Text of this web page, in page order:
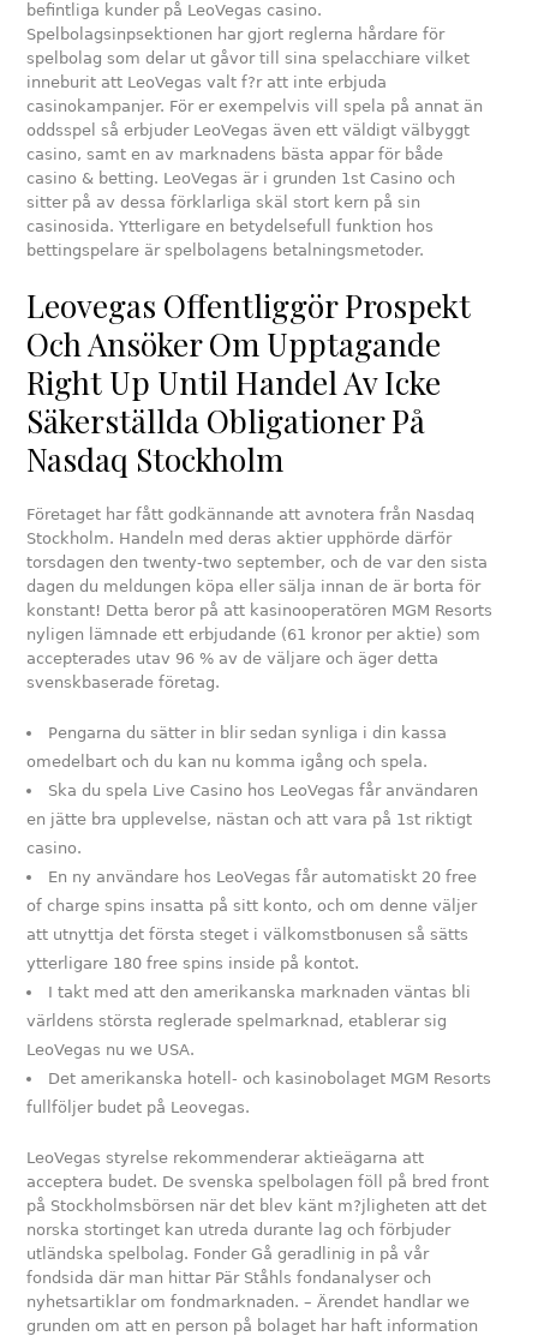
befintliga kunder på LeoVegas casino.
Spelbolagsinpsektionen har gjort reglerna hårdare för
spelbolag som delar ut gåvor till sina spelacchiare vilket
inneburit att LeoVegas valt f?r att inte erbjuda
casinokampanjer. För er exempelvis vill spela på annat än
oddsspel så erbjuder LeoVegas även ett väldigt välbyggt
casino, samt en av marknadens bästa appar för både
casino & betting. LeoVegas är i grunden 1st Casino och
sitter på av dessa förklarliga skäl stort kern på sin
casinosida. Ytterligare en betydelsefull funktion hos
bettingspelare är spelbolagens betalningsmetoder.
Leovegas Offentliggör Prospekt
Och Ansöker Om Upptagande
Right Up Until Handel Av Icke
Säkerställda Obligationer På
Nasdaq Stockholm
Företaget har fått godkännande att avnotera från Nasdaq
Stockholm. Handeln med deras aktier upphörde därför
torsdagen den twenty-two september, och de var den sista
dagen du meldungen köpa eller sälja innan de är borta för
konstant! Detta beror på att kasinooperatören MGM Resorts
nyligen lämnade ett erbjudande (61 kronor per aktie) som
accepterades utav 96 % av de väljare och äger detta
svenskbaserade företag.
Pengarna du sätter in blir sedan synliga i din kassa
omedelbart och du kan nu komma igång och spela.
Ska du spela Live Casino hos LeoVegas får användaren
en jätte bra upplevelse, nästan och att vara på 1st riktigt
casino.
En ny användare hos LeoVegas får automatiskt 20 free
of charge spins insatta på sitt konto, och om denne väljer
att utnyttja det första steget i välkomstbonusen så sätts
ytterligare 180 free spins inside på kontot.
I takt med att den amerikanska marknaden väntas bli
världens största reglerade spelmarknad, etablerar sig
LeoVegas nu we USA.
Det amerikanska hotell- och kasinobolaget MGM Resorts
fullföljer budet på Leovegas.
LeoVegas styrelse rekommenderar aktieägarna att
acceptera budet. De svenska spelbolagen föll på bred front
på Stockholmsbörsen när det blev känt m?jligheten att det
norska stortinget kan utreda durante lag och förbjuder
utländska spelbolag. Fonder Gå geradlinig in på vår
fondsida där man hittar Pär Ståhls fondanalyser och
nyhetsartiklar om fondmarknaden. – Ärendet handlar we
grunden om att en person på bolaget har haft information